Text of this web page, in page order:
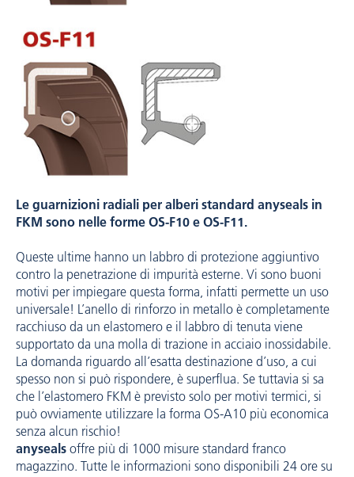
Le guarnizioni radiali per alberi standard anyseals in
FKM sono nelle forme OS-F10 e OS-F11.
Queste ultime hanno un labbro di protezione aggiuntivo
contro la penetrazione di impurità esterne. Vi sono buoni
motivi per impiegare questa forma, infatti permette un uso
universale! L’anello di rinforzo in metallo è completamente
racchiuso da un elastomero e il labbro di tenuta viene
supportato da una molla di trazione in acciaio inossidabile.
La domanda riguardo all’esatta destinazione d’uso, a cui
spesso non si può rispondere, è superflua. Se tuttavia si sa
che l’elastomero FKM è previsto solo per motivi termici, si
può ovviamente utilizzare la forma OS-A10 più economica
senza alcun rischio!
anyseals offre più di 1000 misure standard franco
magazzino. Tutte le informazioni sono disponibili 24 ore su